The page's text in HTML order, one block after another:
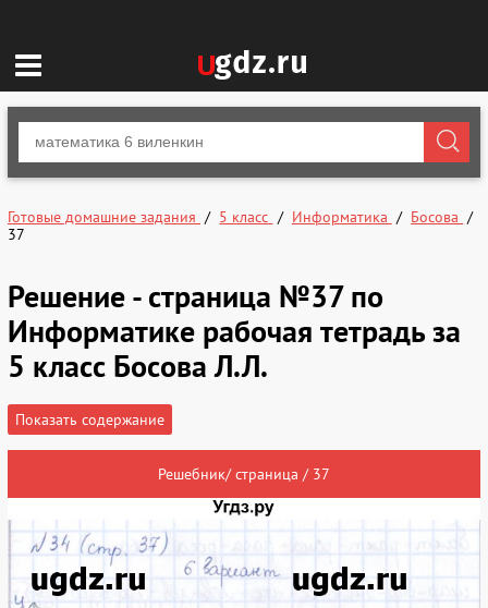
Готовые домашние задания 5 класс Информатика
Босова
37
Решение - страница №37 по
Информатике рабочая тетрадь за
5 класс Босова Л.Л.
Показать содержание
Решебник/ страница / 37